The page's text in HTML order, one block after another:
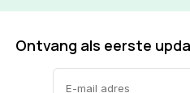
Ontvang als eerste